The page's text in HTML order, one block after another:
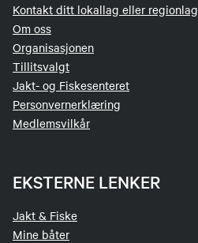
Kontakt ditt lokallag eller regionlag
Om oss
Organisasjonen
Tillitsvalgt
Jakt- og Fiskesenteret
Personvernerklæring
Medlemsvilkår
EKSTERNE LENKER
Jakt & Fiske
Mine båter